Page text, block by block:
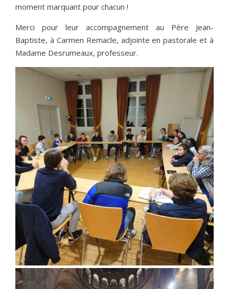
moment marquant pour chacun !
Merci pour leur accompagnement au Père Jean-
Baptiste, à Carmen Remacle, adjointe en pastorale et à
Madame Desrumeaux, professeur.